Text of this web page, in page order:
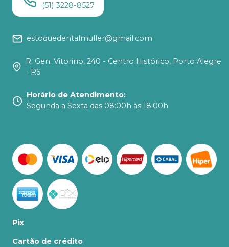
(51) 3228-8527
estoquedentalmuller@gmail.com
R. Gen. Vitorino, 240 - Centro Histórico, Porto Alegre
- RS
Horário de Atendimento:
Segunda a Sexta das 08:00h às 18:00h
Pix
Cartão de crédito